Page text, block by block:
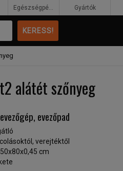
alátét szőnyeg
evezőpad
verejtéktől
cm
Egészségpénztár Gyártók